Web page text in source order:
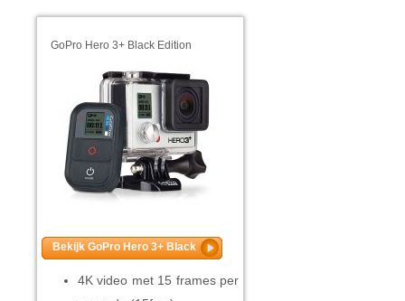
GoPro Hero 3+ Black Edition
Bekijk GoPro Hero 3+ Black
4K video met 15 frames per